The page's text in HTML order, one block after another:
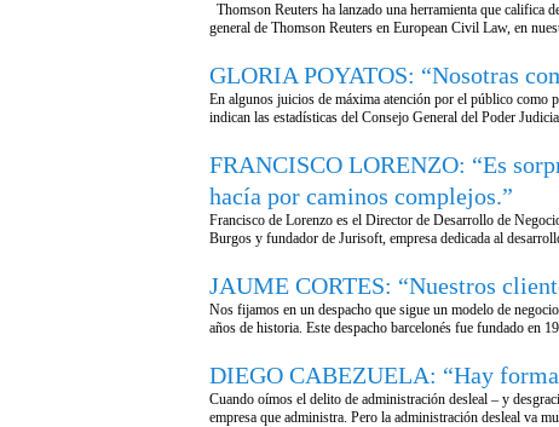
Thomson Reuters ha lanzado una herramienta que califica
general de Thomson Reuters en European Civil Law, en
GLORIA POYATOS: “Nosotras
En algunos juicios de máxima atención por el público como
indican las estadísticas del Consejo General del Poder
FRANCISCO LORENZO: “Es
hacía por caminos complejos.”
Francisco de Lorenzo es el Director de Desarrollo de
Burgos y fundador de Jurisoft, empresa dedicada al
JAUME CORTES: “Nuestros
Nos fijamos en un despacho que sigue un modelo de
años de historia. Este despacho barcelonés fue fundado en
DIEGO CABEZUELA: “Hay
Cuando oímos el delito de administración desleal – y
empresa que administra. Pero la administración desleal va